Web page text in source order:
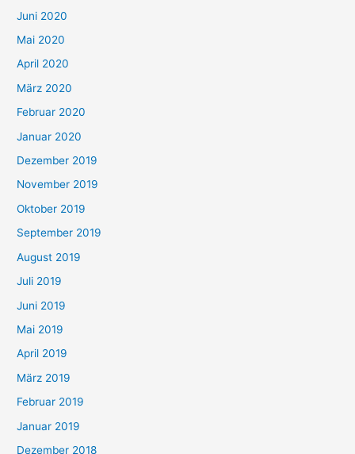
Juni 2020
Mai 2020
April 2020
März 2020
Februar 2020
Januar 2020
Dezember 2019
November 2019
Oktober 2019
September 2019
August 2019
Juli 2019
Juni 2019
Mai 2019
April 2019
März 2019
Februar 2019
Januar 2019
Dezember 2018